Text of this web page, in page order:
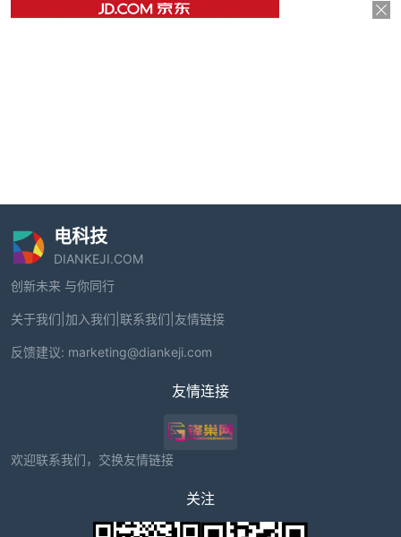
电科技
DIANKEJI.COM
创新未来 与你同行
关于我们 加入我们 联系我们 友情链接
反馈建议: marketing@diankeji.com
友情连接
欢迎联系我们，交换友情链接
关注